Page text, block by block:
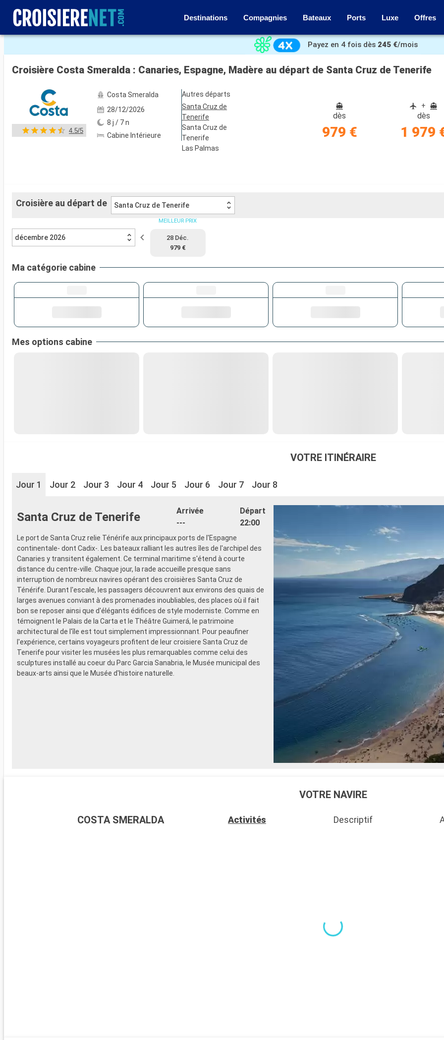
Destinations Compagnies Bateaux Ports Luxe Offres
Voir les 81 autres photos
Payez en 4 fois dès 245 €/mois
Croisière Costa Smeralda : Canaries, Espagne, Madère au départ de Santa Cruz de Tenerife
4.5/5
Costa Smeralda
28/12/2026
8 j / 7 n
Cabine Intérieure
Autres départs
Santa Cruz de
Tenerife
Santa Cruz de
Tenerife
Las Palmas
dès
979 €
+
dès
1 979
Croisière au départ de Santa Cruz de Tenerife
décembre 2026
MEILLEUR PRIX
28 Déc.
979 €
Ma catégorie cabine
Mes options cabine
VOTRE ITINÉRAIRE
Jour 1 Jour 2 Jour 3 Jour 4 Jour 5 Jour 6 Jour 7 Jour 8
Santa Cruz de Tenerife
Arrivée
---
Départ
22:00
Le port de Santa Cruz relie Ténérife aux principaux ports de l'Espagne
continentale- dont Cadix-. Les bateaux ralliant les autres îles de l'archipel des
Canaries y transitent également. Ce terminal maritime s'étend à courte
distance du centre-ville. Chaque jour, la rade accueille presque sans
interruption de nombreux navires opérant des croisières Santa Cruz de
Ténérife. Durant l'escale, les passagers découvrent aux environs des quais de
larges avenues conviant à des promenades inoubliables, des places où il fait
bon se reposer ainsi que d'élégants édifices de style moderniste. Comme en
témoignent le Palais de la Carta et le Théâtre Guimerá, le patrimoine
architectural de l'île est tout simplement impressionnant. Pour peaufiner
l'expérience, certains voyageurs profitent de leur croisiere Santa Cruz de
Tenerife pour visiter les musées les plus remarquables comme celui des
sculptures installé au coeur du Parc Garcia Sanabria, le Musée municipal des
beaux-arts ainsi que le Musée d'histoire naturelle.
VOTRE NAVIRE
COSTA SMERALDA Activités Descriptif